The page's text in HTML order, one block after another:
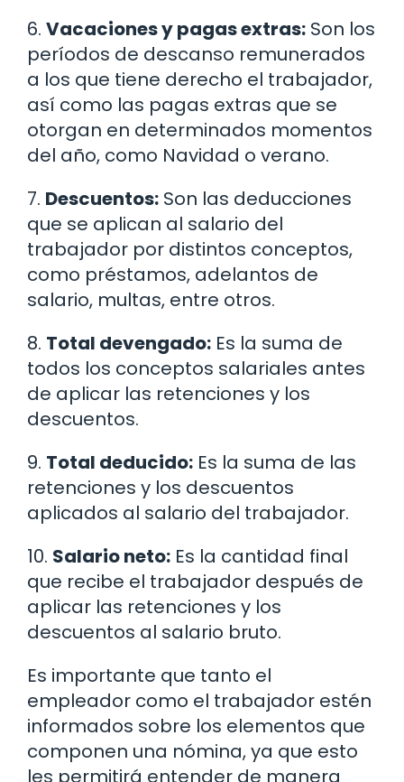
6. Vacaciones y pagas extras: Son los
períodos de descanso remunerados
a los que tiene derecho el trabajador,
así como las pagas extras que se
otorgan en determinados momentos
del año, como Navidad o verano.
7. Descuentos: Son las deducciones
que se aplican al salario del
trabajador por distintos conceptos,
como préstamos, adelantos de
salario, multas, entre otros.
8. Total devengado: Es la suma de
todos los conceptos salariales antes
de aplicar las retenciones y los
descuentos.
9. Total deducido: Es la suma de las
retenciones y los descuentos
aplicados al salario del trabajador.
10. Salario neto: Es la cantidad final
que recibe el trabajador después de
aplicar las retenciones y los
descuentos al salario bruto.
Es importante que tanto el
empleador como el trabajador estén
informados sobre los elementos que
componen una nómina, ya que esto
les permitirá entender de manera